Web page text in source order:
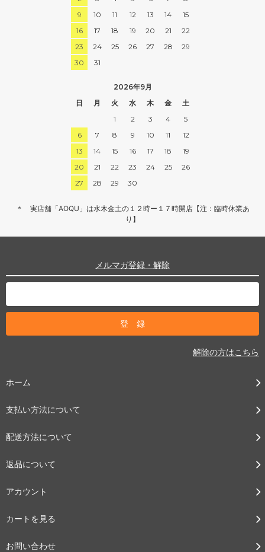
9
10 11 12 13 14
15
16
17 18 19 20 21
22
23
24 25 26 27 28
29
30
31
2026年9月
日
月 火 水 木 金
土
1
2 3 4
5
6
7 8 9 10 11
12
13
14 15 16 17 18
19
20
21 22 23 24 25
26
27
28 29 30
＊ 実店舗「AOQU」は水木金土の１２時ー１７時開店【注：臨時休業あ
り】
メルマガ登録・解除
解除の方はこちら
ホーム
支払い方法について
配送方法について
返品について
アカウント
カートを見る
お問い合わせ